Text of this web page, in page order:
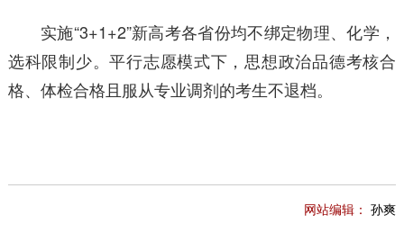
实施“3+1+2”新高考各省份均不绑定物理、化学，
选科限制少。平行志愿模式下，思想政治品德考核合
格、体检合格且服从专业调剂的考生不退档。
网站编辑： 孙爽